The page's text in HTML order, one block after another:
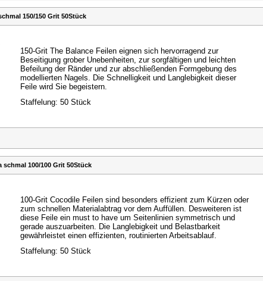
150/150 Grit 50Stück
150-Grit The Balance Feilen eignen sich hervorragend zur
Beseitigung grober Unebenheiten, zur sorgfältigen und leichten
Befeilung der Ränder und zur abschließenden Formgebung des
modellierten Nagels. Die Schnelligkeit und Langlebigkeit dieser
Feile wird Sie begeistern.
Staffelung: 50 Stück
schmal 100/100 Grit 50Stück
100-Grit Cocodile Feilen sind besonders effizient zum Kürzen oder
zum schnellen Materialabtrag vor dem Auffüllen. Desweiteren ist
diese Feile ein must to have um Seitenlinien symmetrisch und
gerade auszuarbeiten. Die Langlebigkeit und Belastbarkeit
gewährleistet einen effizienten, routinierten Arbeitsablauf.
Staffelung: 50 Stück